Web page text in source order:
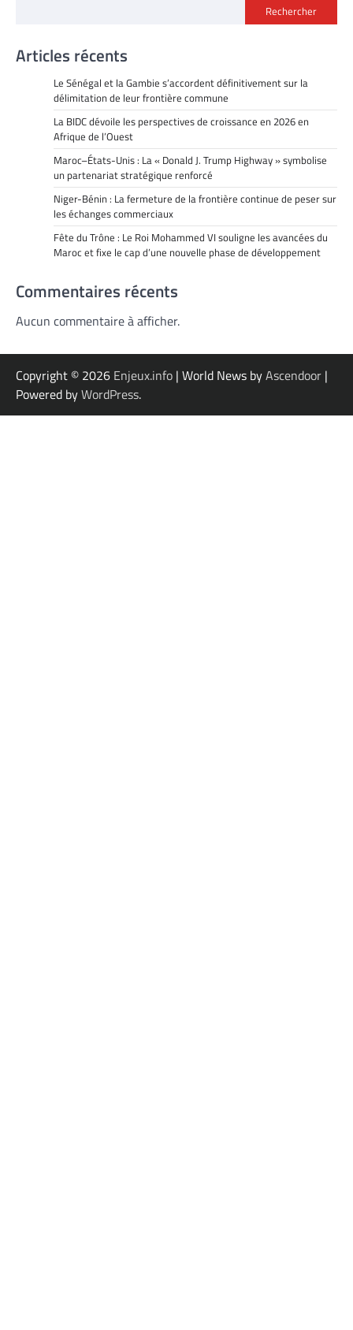
Rechercher
Articles récents
Le Sénégal et la Gambie s’accordent définitivement sur la
délimitation de leur frontière commune
La BIDC dévoile les perspectives de croissance en 2026 en
Afrique de l’Ouest
Maroc–États-Unis : La « Donald J. Trump Highway » symbolise
un partenariat stratégique renforcé
Niger-Bénin : La fermeture de la frontière continue de peser sur
les échanges commerciaux
Fête du Trône : Le Roi Mohammed VI souligne les avancées du
Maroc et fixe le cap d’une nouvelle phase de développement
Commentaires récents
Aucun commentaire à afficher.
Copyright © 2026 Enjeux.info | World News byAscendoor |
Powered byWordPress.